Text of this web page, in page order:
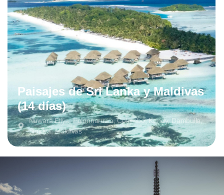
Paisajes de Sri Lanka y Maldivas
(14 días)
Nuwara Eliya, Polonnaruwa, Colombo, Kandy, Dambulla,
Sigiriya, Maldivas